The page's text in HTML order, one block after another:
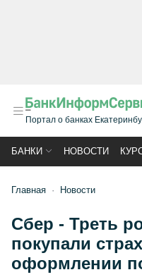
Портал о банках
БАНКИ НОВОСТИ
Главная Новости
Сбер - Треть
покупали
оформлении